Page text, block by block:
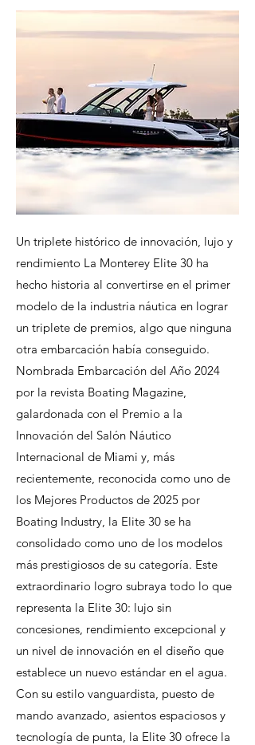
Un triplete histórico de innovación, lujo y
rendimiento La Monterey Elite 30 ha
hecho historia al convertirse en el primer
modelo de la industria náutica en lograr
un triplete de premios, algo que ninguna
otra embarcación había conseguido.
Nombrada Embarcación del Año 2024
por la revista Boating Magazine,
galardonada con el Premio a la
Innovación del Salón Náutico
Internacional de Miami y, más
recientemente, reconocida como uno de
los Mejores Productos de 2025 por
Boating Industry, la Elite 30 se ha
consolidado como uno de los modelos
más prestigiosos de su categoría. Este
extraordinario logro subraya todo lo que
representa la Elite 30: lujo sin
concesiones, rendimiento excepcional y
un nivel de innovación en el diseño que
establece un nuevo estándar en el agua.
Con su estilo vanguardista, puesto de
mando avanzado, asientos espaciosos y
tecnología de punta, la Elite 30 ofrece la